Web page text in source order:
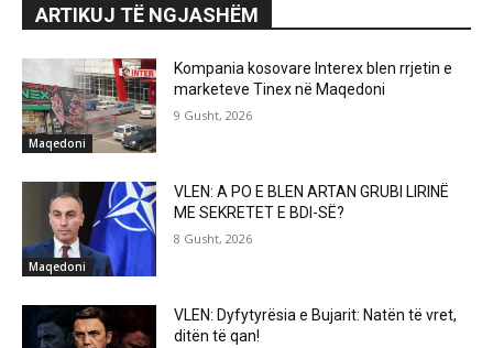
ARTIKUJ TË NGJASHËM
Maqedoni
Kompania kosovare Interex blen rrjetin e
marketeve Tinex në Maqedoni
9 Gusht, 2026
Maqedoni
VLEN: A PO E BLEN ARTAN GRUBI LIRINË
ME SEKRETET E BDI-SË?
8 Gusht, 2026
VLEN: Dyfytyrësia e Bujarit: Natën të vret,
ditën të qan!